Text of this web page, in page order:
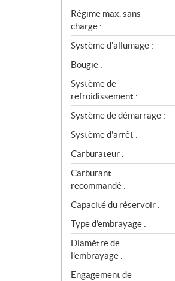
Régime max. sans
charge :
Système d'allumage :
Bougie :
Système de
refroidissement :
Système de démarrage :
Système d'arrêt :
Carburateur :
Carburant
recommandé :
Capacité du réservoir :
Type d'embrayage :
Diamètre de
l'embrayage :
Engagement de